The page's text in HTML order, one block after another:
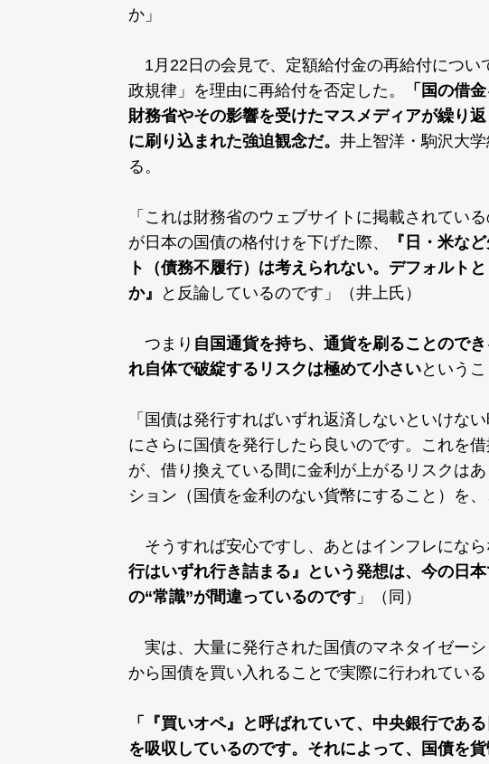
か」
1月22日の会見で、定額給付金の再給付につい
政規律」を理由に再給付を否定した。
「国の借
財務省やその影響を受けたマスメディアが繰り
に刷り込まれた強迫観念だ。 井上智洋・駒沢大
る。
「これは財務省のウェブサイトに掲載されてい
が日本の国債の格付けを下げた際、
『日・米な
ト（債務不履行）は考えられない。デフォルト
か』
と反論しているのです」（井上氏）
つまり 自国通貨を持ち、通貨を刷ることので
れ自体で破綻するリスクは極めて小さいというこ
「国債は発行すればいずれ返済しないといけな
にさらに国債を発行したら良いのです。これを
が、借り換えている間に金利が上がるリスクは
ション（国債を金利のない貨幣にすること）を
そうすれば安心ですし、あとはインフレになら
行はいずれ行き詰まる』という発想は、今の日
の“常識”が間違っているのです 」（同）
実は、大量に発行された国債のマネタイゼー
から国債を買い入れることで実際に行われている
「『買いオペ』と呼ばれていて、中央銀行であ
を吸収しているのです。それによって、国債を